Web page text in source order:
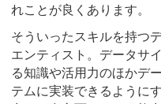
れことが良くあります。
そういったスキルを持つ
エンティスト。データサ
る知識や活用力のほかデ
テムに実装できるように